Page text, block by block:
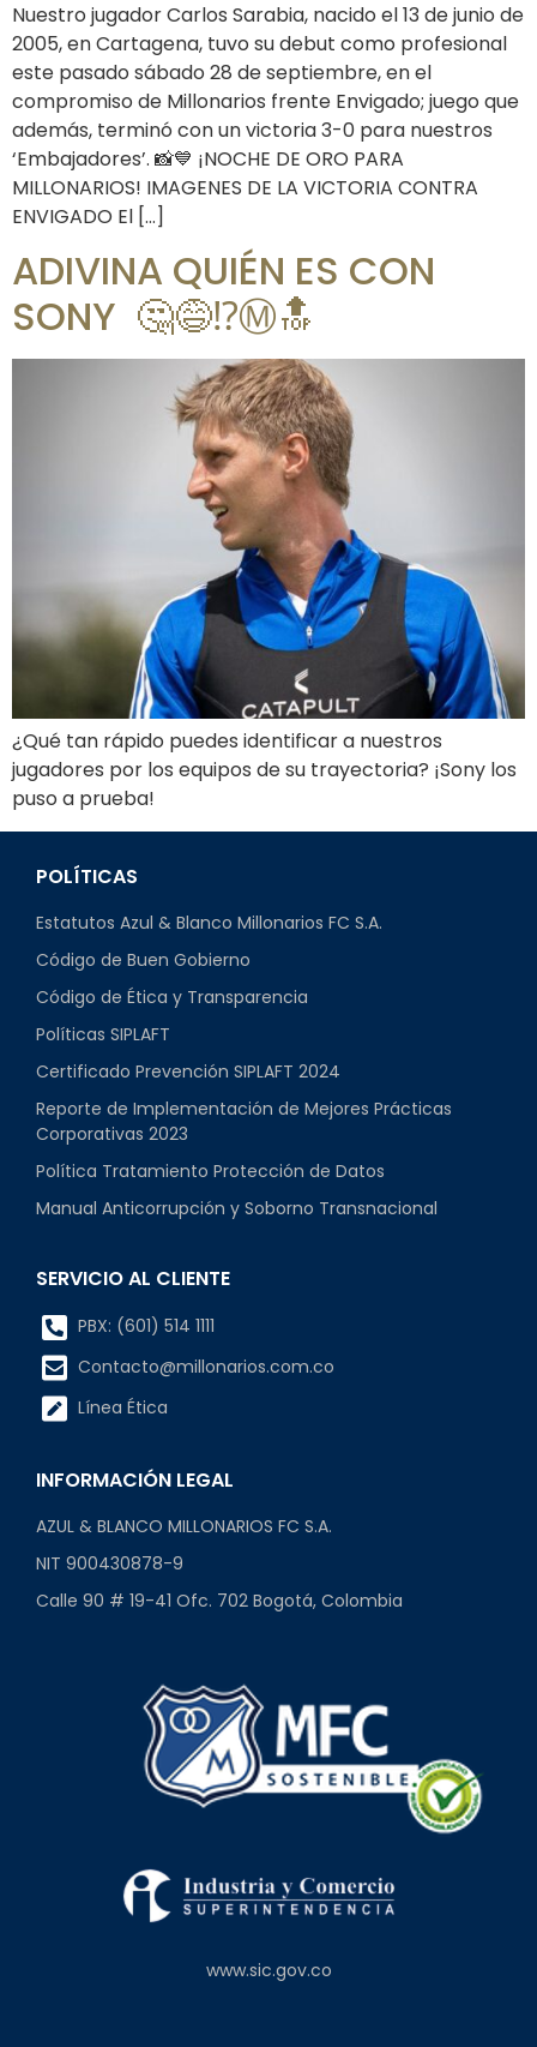
Nuestro jugador Carlos Sarabia, nacido el 13 de junio de
2005, en Cartagena, tuvo su debut como profesional
este pasado sábado 28 de septiembre, en el
compromiso de Millonarios frente Envigado; juego que
además, terminó con un victoria 3-0 para nuestros
‘Embajadores’. 📸💙 ¡NOCHE DE ORO PARA
MILLONARIOS! IMAGENES DE LA VICTORIA CONTRA
ENVIGADO El […]
ADIVINA QUIÉN ES CON
SONY 🤔😅⁉️Ⓜ️🔝
¿Qué tan rápido puedes identificar a nuestros
jugadores por los equipos de su trayectoria? ¡Sony los
puso a prueba!
POLÍTICAS
Estatutos Azul & Blanco Millonarios FC S.A.
Código de Buen Gobierno
Código de Ética y Transparencia
Políticas SIPLAFT
Certificado Prevención SIPLAFT 2024
Reporte de Implementación de Mejores Prácticas
Corporativas 2023
Política Tratamiento Protección de Datos
Manual Anticorrupción y Soborno Transnacional
SERVICIO AL CLIENTE
PBX: (601) 514 1111
Contacto@millonarios.com.co
Línea Ética
INFORMACIÓN LEGAL
AZUL & BLANCO MILLONARIOS FC S.A.
NIT 900430878-9
Calle 90 # 19-41 Ofc. 702 Bogotá, Colombia
www.sic.gov.co